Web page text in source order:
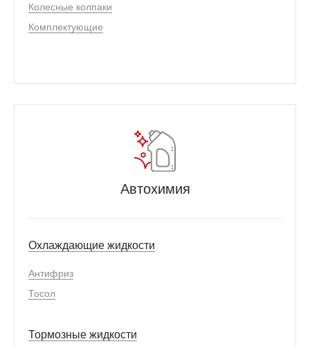
Колесные колпаки
Комплектующие
Автохимия
Охлаждающие жидкости
Антифриз
Тосол
Тормозные жидкости